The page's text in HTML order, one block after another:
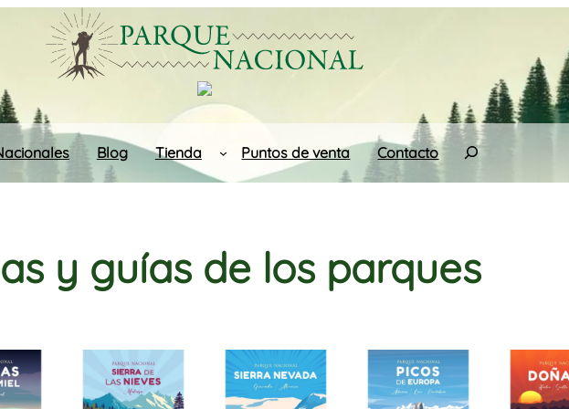
Blog Tienda Puntos de venta Contacto Search
y guías de los parques